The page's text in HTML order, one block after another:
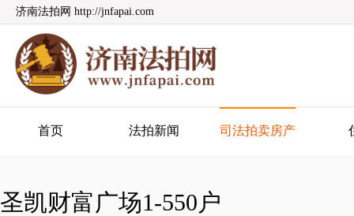
济南法拍网 http://jnfapai.com
济南法拍网
首页 法拍新闻 司法拍卖房产
圣凯财富广场1-550户